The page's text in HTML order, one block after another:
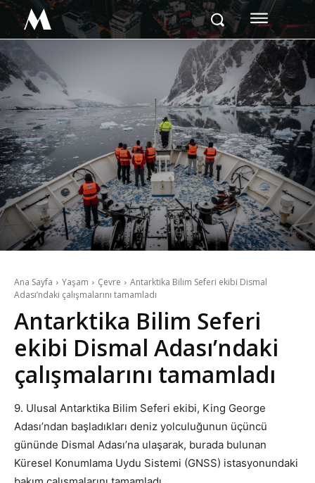
M
Ana Sayfa Yaşam Çevre
Antarktika Bilim Seferi ekibi Dismal
Adası’ndaki çalışmalarını tamamladı
Antarktika Bilim Seferi
ekibi Dismal Adası’ndaki
çalışmalarını tamamladı
9. Ulusal Antarktika Bilim Seferi ekibi, King George
Adası’ndan başladıkları deniz yolculuğunun üçüncü
gününde Dismal Adası’na ulaşarak, burada bulunan
Küresel Konumlama Uydu Sistemi (GNSS) istasyonundaki